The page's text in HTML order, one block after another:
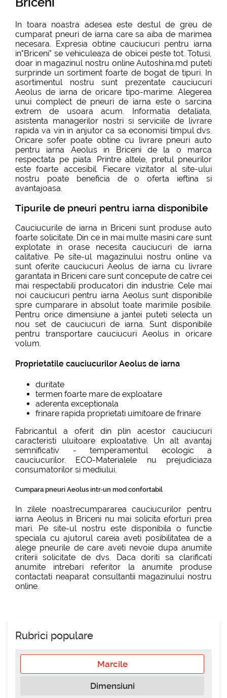
In toara noastra adesea este destul de greu de
cumparat pneuri de iarna care sa aiba de marimea
necesara. Expresia obtine cauciucuri pentru iarna
in"Briceni" se vehiculeaza de obicei peste tot. Totusi,
doar in magazinul nostru online Autoshina.md puteti
surprinde un sortiment foarte de bogat de tipuri. In
asortimentul nostru sunt prezentate cauciucuri
Aeolus de iarna de oricare tipo-marime. Alegerea
unui complect de pneuri de iarna este o sarcina
extrem de usoara acum. Informatia detaliata,
asistenta managerilor nostri si serviciile de livrare
rapida va vin in anjutor ca sa economisi timpul dvs.
Oricare sofer poate obtine cu livrare pneuri auto
pentru iarna Aeolus in Briceni de la o marca
respectata pe piata. Printre altele, pretul pneurilor
este foarte accesibil. Fiecare vizitator al site-ului
nostru poate beneficia de o oferta ieftina si
avantajoasa.
Tipurile de pneuri pentru iarna disponibile
Cauciucurile de iarna in Briceni sunt produse auto
foarte solicitate. Din ce in mai multe masini care sunt
explotate in orase necesita cauciucuri de iarna
calitative. Pe site-ul magazinului nostru online va
sunt oferite cauciucuri Aeolus de iarna cu livrare
garantata in Briceni care sunt concepute de catre cei
mai respectabili producatori din industrie. Cele mai
noi cauciucuri pentru iarna Aeolus sunt disponibile
spre cumparare in absolut toate marimile posibile.
Pentru orice dimensiune a jantei puteti selecta un
nou set de cauciucuri de iarna. Sunt disponibile
pentru transportare cauciucuri Aeolus in oricare
volum.
Proprietatile cauciucurilor Aeolus de iarna
duritate
termen foarte mare de exploatare
aderenta exceptionala
frinare rapida proprietati uimitoare de frinare
Fabricantul a oferit din plin acestor cauciucuri
caracteristi uluitoare exploatative. Un alt avantaj
semnificativ - temperamentul ecologic a
cauciucurilor. ECO-Materialele nu prejudiciaza
consumatorilor si mediului.
Cumpara pneuri Aeolus intr-un mod confortabil
In zilele noastrecumpararea cauciucurilor pentru
iarna Aeolus in Briceni nu mai solicita eforturi prea
mari. Pe site-ul nostru este disponibila o functie
speciala cu ajutorul careia aveti posibilitatea de a
alege pneurile de care aveti nevoie dupa anumite
criterii solicitate de dvs. Daca doriti sa clarificati
anumite intrebari referitor la anumite produse
contactati neaparat consultantii magazinului nostru
online.
Rubrici populare
Marcile
Dimensiuni